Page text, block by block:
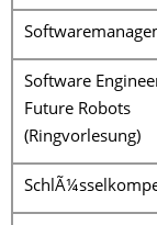
Software
Future Robots
(Ringvorlesung)